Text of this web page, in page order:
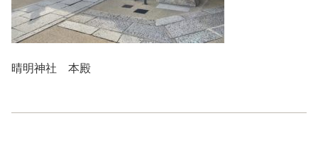
晴明神社 本殿